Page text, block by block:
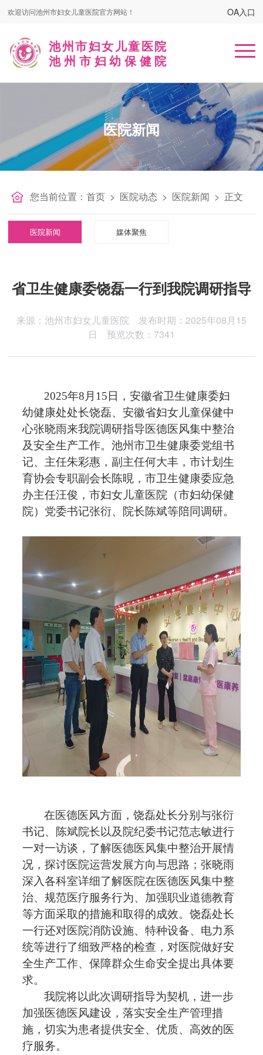
欢迎访问池州市妇女儿童医院官方网站！ OA入口
池州市妇女儿童医院
池州市妇幼保健院
患者服务
健康课堂
医院新闻
您当前位置：首页 > 医院动态 > 医院新闻 > 正文
医院新闻 媒体聚焦
省卫生健康委饶磊一行到我院调研指导
来源：池州市妇女儿童医院 发布时期：2025年08月15
日 预览次数：7341
2025年8月15日 ，安徽省卫生健康委妇
幼健康处处长饶磊、安徽省妇女儿童保健中
心张晓雨来我院调研指导 医德医风集中整治
及安全生产工作。池州市卫生健康委党组书
记、 主任朱彩惠 ，副主任何大丰 ，市计划生
育协会专职副会长陈晛，市卫生健康委应急
办主任汪俊，市妇女儿童医院（市妇幼保健
院）党委书记张衍、院长陈斌等陪同调研。
在医德医风方面，饶磊处长分别与张衍
书记、陈斌院长以及院纪委书记范志敏进行
一对一访谈，了解医德医风集中整治开展情
况，探讨医院运营发展方向与思路；张晓雨
深入各科室详细了解医院在医德医风集中整
治、规范医疗服务行为、加强职业道德教育
等方面采取的措施和取得的成效。饶磊处长
一行还对医院消防设施、特种设备、电力系
统等进行了细致严格的检查，对医院做好安
全生产工作、保障群众生命安全提出具体要
求。
我院将以此次调研指导为契机，进一步
加强医德医风建设，落实安全生产管理措
施 ，切实为患者提供安全、优质、高效的医
疗服务。